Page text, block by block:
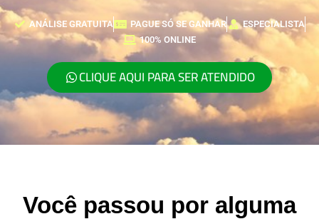
ANÁLISE GRATUITA PAGUE SÓ SE GANHAR
ESPECIALISTA
100% ONLINE
CLIQUE AQUI PARA SER ATENDIDO
Você passou por alguma